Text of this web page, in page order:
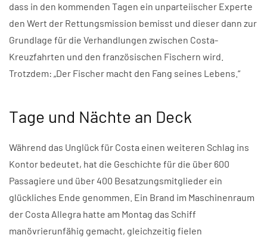
dass in den kommenden Tagen ein unparteiischer Experte
den Wert der Rettungsmission bemisst und dieser dann zur
Grundlage für die Verhandlungen zwischen Costa-
Kreuzfahrten und den französischen Fischern wird.
Trotzdem: „Der Fischer macht den Fang seines Lebens.“
Tage und Nächte an Deck
Während das Unglück für Costa einen weiteren Schlag ins
Kontor bedeutet, hat die Geschichte für die über 600
Passagiere und über 400 Besatzungsmitglieder ein
glückliches Ende genommen. Ein Brand im Maschinenraum
der Costa Allegra hatte am Montag das Schiff
manövrierunfähig gemacht, gleichzeitig fielen